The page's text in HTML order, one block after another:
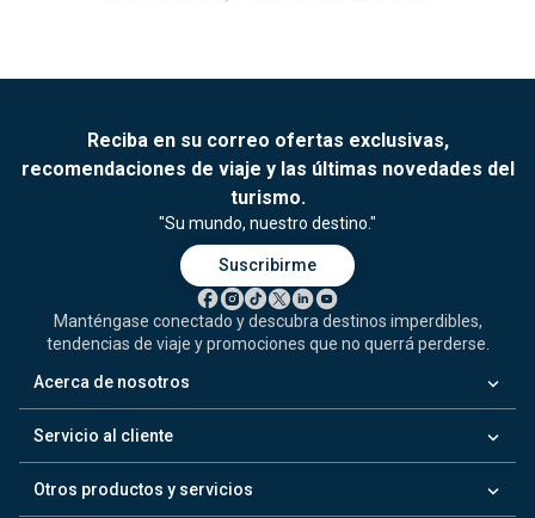
Reciba en su correo ofertas exclusivas,
recomendaciones de viaje y las últimas novedades del
turismo.
"Su mundo, nuestro destino."
Suscribirme
Manténgase conectado y descubra destinos imperdibles,
tendencias de viaje y promociones que no querrá perderse.
Acerca de nosotros
keyboard_arrow_down
Servicio al cliente keyboard_arrow_down
Otros productos y servicios keyboard_arrow_down